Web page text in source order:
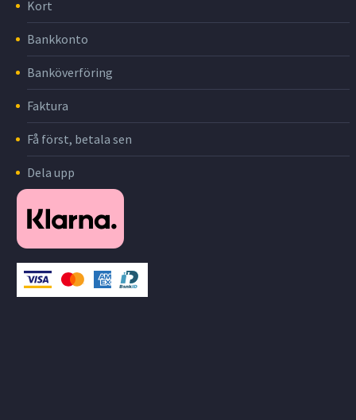
Kort
Bankkonto
Banköverföring
Faktura
Få först, betala sen
Dela upp